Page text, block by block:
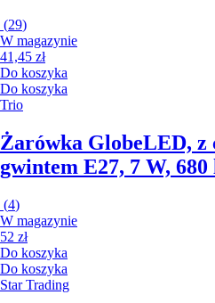
(29)
W magazynie
41,45 zł
Do koszyka
Do koszyka
Trio
Żarówka GlobeLED, z
gwintem E27, 7 W, 680
(4)
W magazynie
52 zł
Do koszyka
Do koszyka
Star Trading